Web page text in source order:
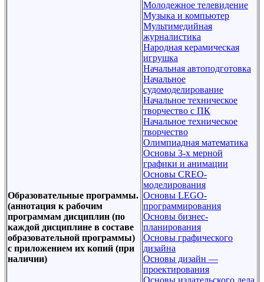
Образовательные программы.
(аннотация к рабочим
программам дисциплин (по
каждой дисциплине в составе
образовательной программы)
с приложением их копий (при
наличии)
Молодежное телевидение
Музыка и компьютер
Мультимедийная
журналистика
Народная керамическая
игрушка
Начальная автоподготовка
Начальное
судомоделирование
Начальное техническое
творчество с ПК
Начальное техническое
творчество
Олимпиадная математика
Основы 3-х мерной
графики и анимации
Основы CREO-
моделирования
Основы LEGO-
программирования
Основы бизнес-
планирования
Основы графического
дизайна
Основы дизайн —
проектирования
Основы издательского дела